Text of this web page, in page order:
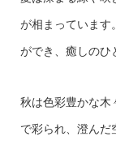
が相まっています
ができ、癒しのひ
秋は色彩豊かな木
で彩られ、澄んだ